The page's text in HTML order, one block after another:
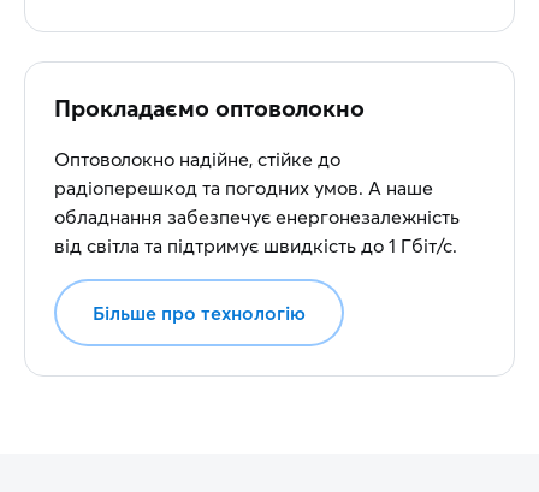
Прокладаємо оптоволокно
Оптоволокно надійне, стійке до
радіоперешкод та погодних умов. А наше
обладнання забезпечує енергонезалежність
від світла та підтримує швидкість до 1 Гбіт/с.
Більше про технологію